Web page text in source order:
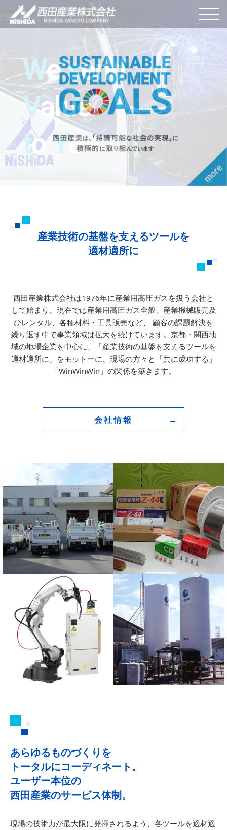
Wesend
Value
toYou
産業技術の基盤を支えるツールを
適材適所に
西田産業株式会社は1976年に産業用高圧ガスを扱う会社と
して始まり、 現在では産業用高圧ガス全般、産業機械販売及
びレンタル、各種材料・工具販売など、 顧客の課題解決を
繰り返す中で事業領域は拡大を続けています。 京都・関西地
域の地場企業を中心に、「産業技術の基盤を支えるツールを
適材適所に」をモットーに、 現場の方々と「共に成功する」
「WinWinWin」の関係を築きます。
会社情報
あらゆるものづくりを
トータルにコーディネート。
ユーザー本位の
西田産業のサービス体制。
現場の技術力が最大限に発揮されるよう、 各ツールを適材適